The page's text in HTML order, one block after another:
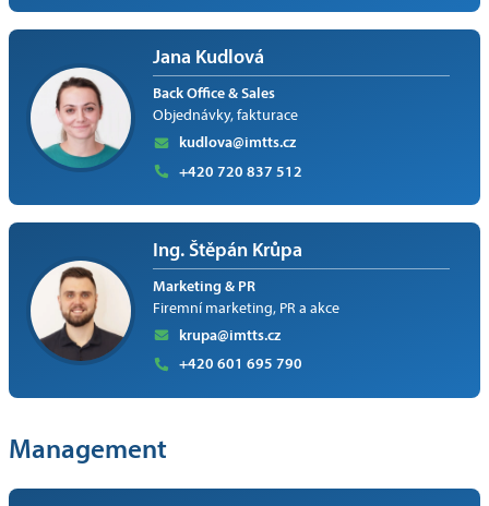
Jana Kudlová
Back Office & Sales
Objednávky, fakturace
kudlova@imtts.cz
+420 720 837 512
Ing. Štěpán Krůpa
Marketing & PR
Firemní marketing, PR a akce
krupa@imtts.cz
+420 601 695 790
Management